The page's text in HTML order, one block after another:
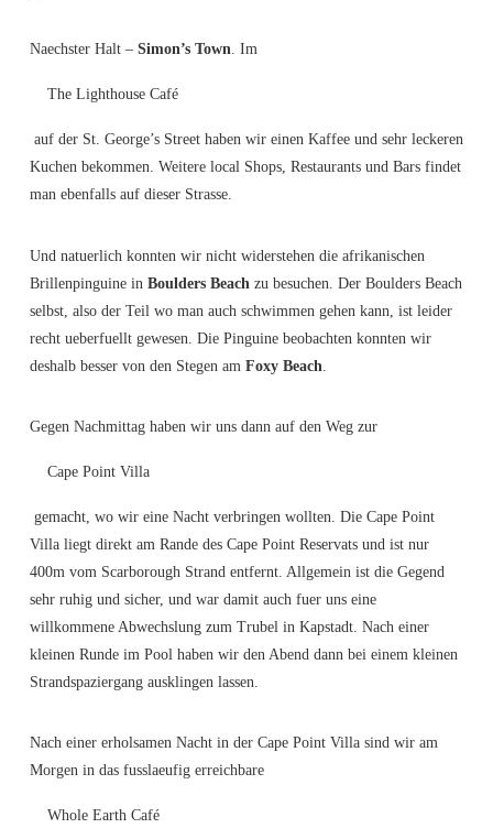
Naechster Halt – Simon’s Town. Im
The Lighthouse Café
auf der St. George’s Street haben wir einen Kaffee und sehr leckeren
Kuchen bekommen. Weitere local Shops, Restaurants und Bars findet
man ebenfalls auf dieser Strasse.
Und natuerlich konnten wir nicht widerstehen die afrikanischen
Brillenpinguine in Boulders Beach zu besuchen. Der Boulders Beach
selbst, also der Teil wo man auch schwimmen gehen kann, ist leider
recht ueberfuellt gewesen. Die Pinguine beobachten konnten wir
deshalb besser von den Stegen am Foxy Beach
Gegen Nachmittag haben wir uns dann auf den Weg zur
Cape Point Villa
gemacht, wo wir eine Nacht verbringen wollten. Die Cape Point
Villa liegt direkt am Rande des Cape Point Reservats und ist nur
400m vom Scarborough Strand entfernt. Allgemein ist die Gegend
sehr ruhig und sicher, und war damit auch fuer uns eine
willkommene Abwechslung zum Trubel in Kapstadt. Nach einer
kleinen Runde im Pool haben wir den Abend dann bei einem kleinen
Strandspaziergang ausklingen lassen.
Nach einer erholsamen Nacht in der Cape Point Villa sind wir am
Morgen in das fusslaeufig erreichbare
Whole Earth Café